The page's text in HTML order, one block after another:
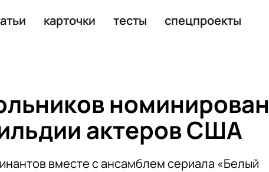
карточки тесты спецпроекты
номинирован
актеров США
вместе с ансамблем сериала «Белый